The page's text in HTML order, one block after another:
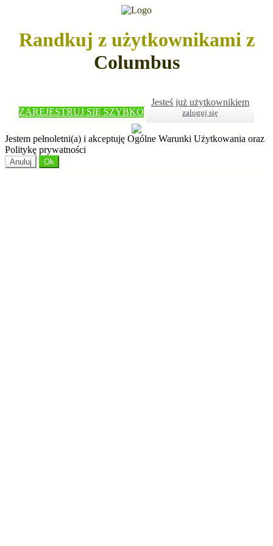
Randkuj z użytkownikami z
Columbus
ZAREJESTRUJ SIĘ SZYBKO
Jesteś już użytkownikiem
zaloguj się
Jestem pełnoletni(a) i akceptuję Ogólne Warunki Użytkowania oraz
Politykę prywatności
Anuluj Ok